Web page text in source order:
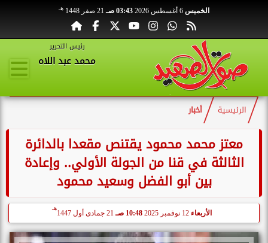
الخميس 03:43 صـ 21 صفر 1448 هـ
رئيس التحرير
محمد عبد اللاه
الرئيسية أخبار
معتز محمد محمود يقتنص مقعدا بالدائرة
الثالثة في قنا من الجولة الأولي.. وإعادة
بين أبو الفضل وسعيد محمود
الأربعاء 12 نوفمبر 2025 10:48 صـ 21 جمادى أول 1447
هـ